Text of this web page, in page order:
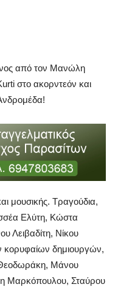
από τον Μανώλη
στο ακορντεόν και
μουσικής. Τραγούδια,
Ελύτη, Κώστα
Λειβαδίτη, Νίκου
κορυφαίων δημιουργών,
Μάνου
Μαρκόπουλου, Σταύρου